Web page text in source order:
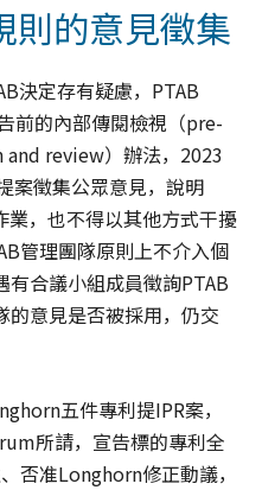
則的意見徵集
決定存有疑慮，PTAB
前的內部傳閱檢視（pre-
review）辦法，2023
案徵集公眾意見，說明
，也不得以其他方式干擾
管理團隊原則上不介入個
有合議小組成員徵詢PTAB
的意見是否被採用，仍交
五件專利提IPR案，
所請，宣告標的專利全
否准Longhorn修正動議，